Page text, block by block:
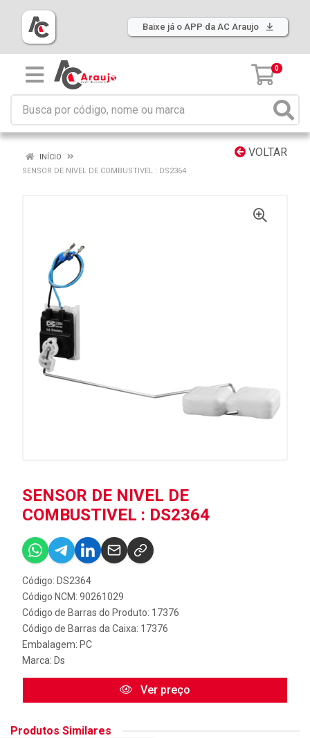
Baixe já o APP da AC Araujo
0
VOLTAR
INÍCIO
SENSOR DE NIVEL DE COMBUSTIVEL : DS2364
SENSOR DE NIVEL DE
COMBUSTIVEL : DS2364
Código: DS2364
Código NCM: 90261029
Código de Barras do Produto: 17376
Código de Barras da Caixa: 17376
Embalagem: PC
Marca: Ds
Ver preço
Produtos Similares